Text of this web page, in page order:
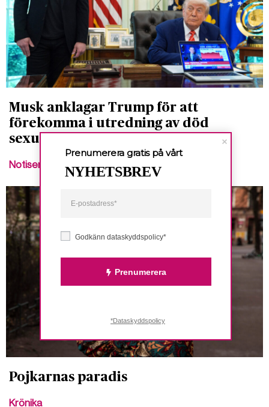
Musk anklagar Trump för att
förekomma i utredning av död
sexualbrottsling
Notiser
Pojkarnas paradis
Krönika
Godkänn dataskyddspolicy*
Prenumerera
Prenumerera gratis på vårt
NYHETSBREV
*Dataskyddspolicy